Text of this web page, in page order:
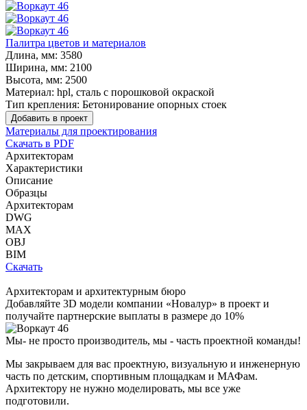
Палитра цветов и материалов
Длина, мм: 3580
Ширина, мм: 2100
Высота, мм: 2500
Материал: hpl, сталь с порошковой окраской
Тип крепления: Бетонирование опорных стоек
Добавить в проект
Материалы для проектирования
Скачать в PDF
Архитекторам
Характеристики
Описание
Образцы
Архитекторам
DWG
MAX
OBJ
BIM
Скачать
Архитекторам и архитектурным бюро
Добавляйте 3D модели компании «Новалур» в проект и
получайте партнерские выплаты в размере до 10%
Мы- не просто производитель, мы - часть проектной команды!
Мы закрываем для вас проектную, визуальную и инженерную
часть по детским, спортивным площадкам и МАФам.
Архитектору не нужно моделировать, мы все уже
подготовили.